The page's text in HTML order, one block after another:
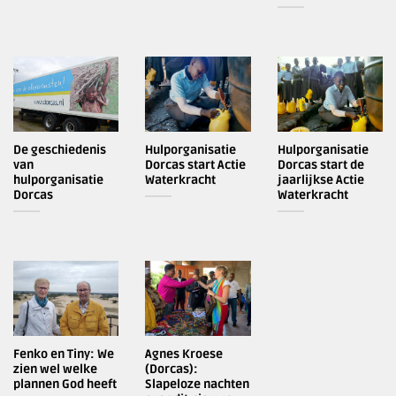
De geschiedenis
van
hulporganisatie
Dorcas
Hulporganisatie
Dorcas start Actie
Waterkracht
Hulporganisatie
Dorcas start de
jaarlijkse Actie
Waterkracht
Fenko en Tiny: We
zien wel welke
plannen God heeft
Agnes Kroese
(Dorcas):
Slapeloze nachten